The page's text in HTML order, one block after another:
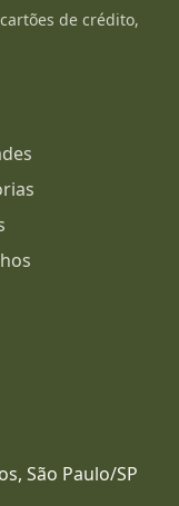
de crédito,
São Paulo/SP